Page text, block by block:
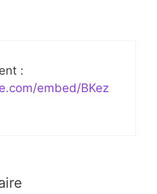
:
embed/BKez